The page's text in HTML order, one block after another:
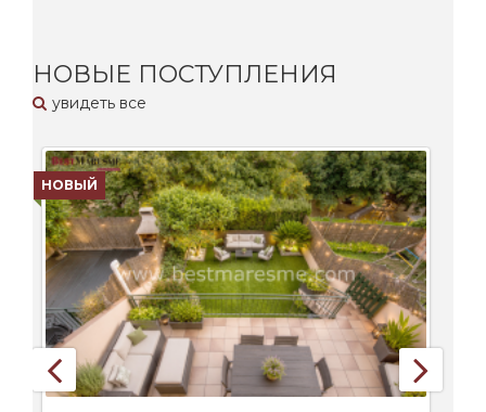
НОВЫЕ ПОСТУПЛЕНИЯ
увидеть все
НОВЫЙ